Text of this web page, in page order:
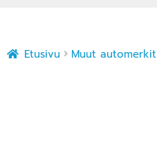
Etusivu Muut automerkit